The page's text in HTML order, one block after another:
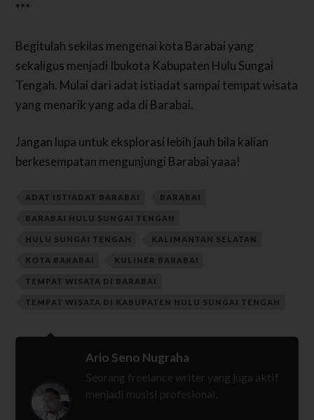
***
Begitulah sekilas mengenai kota Barabai yang
sekaligus menjadi Ibukota Kabupaten Hulu Sungai
Tengah. Mulai dari adat istiadat sampai tempat wisata
yang menarik yang ada di Barabai.
Jangan lupa untuk eksplorasi lebih jauh bila kalian
berkesempatan mengunjungi Barabai yaaa!
ADAT ISTIADAT BARABAI BARABAI
BARABAI HULU SUNGAI TENGAH
HULU SUNGAI TENGAH KALIMANTAN SELATAN
KOTA BARABAI KULINER BARABAI
TEMPAT WISATA DI BARABAI
TEMPAT WISATA DI KABUPATEN HULU SUNGAI TENGAH
Ario Seno Nugraha
Seorang freelance writer yang juga aktif
menjadi musisi profesional.